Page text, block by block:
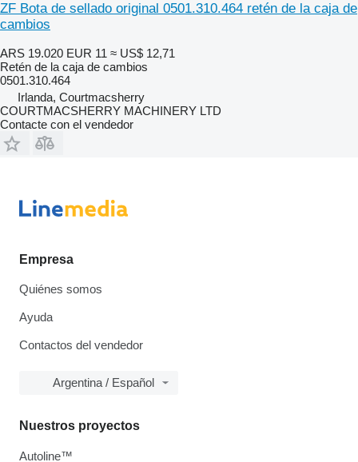
ZF Bota de sellado original 0501.310.464 retén de la caja de
cambios
ARS 19.020 EUR 11 ≈ US$ 12,71
Retén de la caja de cambios
0501.310.464
Irlanda, Courtmacsherry
COURTMACSHERRY MACHINERY LTD
Contacte con el vendedor
Empresa
Quiénes somos
Ayuda
Contactos del vendedor
Argentina / Español
Nuestros proyectos
Autoline™